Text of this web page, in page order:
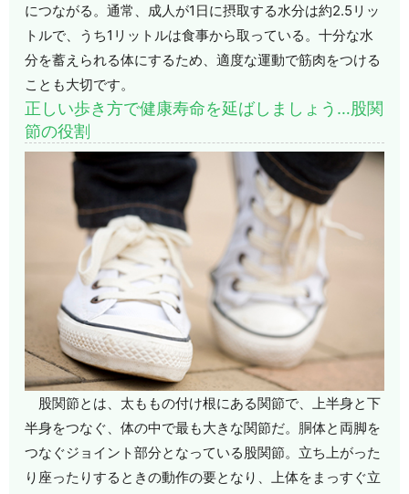
につながる。通常、成人が1日に摂取する水分は約2.5リッ
トルで、うち1リットルは食事から取っている。十分な水
分を蓄えられる体にするため、適度な運動で筋肉をつける
ことも大切です。
正しい歩き方で健康寿命を延ばしましょう…股関
節の役割
股関節とは、太ももの付け根にある関節で、上半身と下
半身をつなぐ、体の中で最も大きな関節だ。胴体と両脚を
つなぐジョイント部分となっている股関節。立ち上がった
り座ったりするときの動作の要となり、上体をまっすぐ立